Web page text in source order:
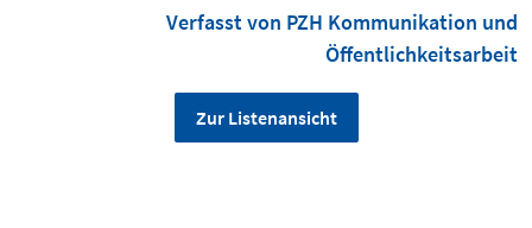
Verfasst von PZH Kommunikation und
Öffentlichkeitsarbeit
Zur Listenansicht